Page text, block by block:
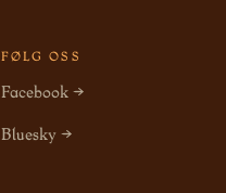
FØLG OSS
Facebook →
Bluesky →